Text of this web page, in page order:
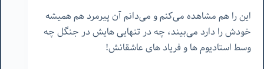
این را هم مشاهده می‌کنم و می‌دانم آن پیرمرد هم همیشه
خودش را دارد می‌بیند، چه در تنهایی هایش در جنگل چه
وسط استادیوم ها و فریاد های عاشقانش!